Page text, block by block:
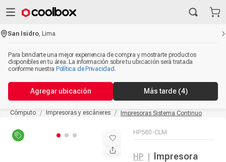
San Isidro ,Lima
Para brindarte una mejor experiencia de compra y mostrarte productos
disponibles en tu área. La información sobre tu ubicación será tratada
conforme nuestra Política de Privacidad .
Agregar ubicación Más tarde (4)
Cómputo Impresoras y escáneres Impresoras Sistema Continuo
HP580-CLM
HP
Impresora